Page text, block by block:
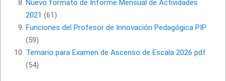
Nuevo formato de Informe Mensual de Actividades
2021 (61)
Funciones del Profesor de Innovación Pedagógica PIP
(59)
Temario para Examen de Ascenso de Escala 2026 pdf
(54)